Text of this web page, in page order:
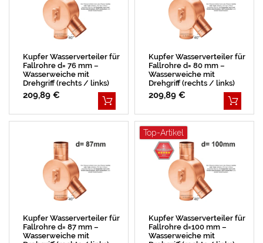
Kupfer Wasserverteiler für
Fallrohre d= 76 mm –
Wasserweiche mit
Drehgriff (rechts / links)
209,89 €
Kupfer Wasserverteiler für
Fallrohre d= 80 mm –
Wasserweiche mit
Drehgriff (rechts / links)
209,89 €
Kupfer Wasserverteiler für
Fallrohre d= 87 mm –
Wasserweiche mit
Top-Artikel
Kupfer Wasserverteiler für
Fallrohre d=100 mm –
Wasserweiche mit